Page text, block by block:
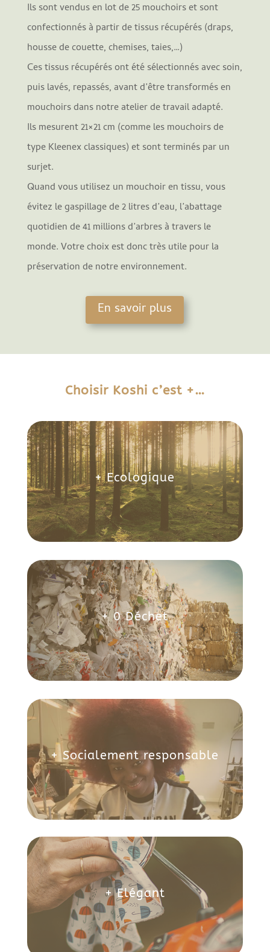
Ils sont vendus en lot de 25 mouchoirs et sont
confectionnés à partir de tissus récupérés (draps,
housse de couette, chemises, taies,…)
Ces tissus récupérés ont été sélectionnés avec soin,
puis lavés, repassés, avant d’être transformés en
mouchoirs dans notre atelier de travail adapté.
Ils mesurent 21×21 cm (comme les mouchoirs de
type Kleenex classiques) et sont terminés par un
surjet.
Quand vous utilisez un mouchoir en tissu, vous
évitez le gaspillage de 2 litres d’eau, l’abattage
quotidien de 41 millions d’arbres à travers le
monde. Votre choix est donc très utile pour la
préservation de notre environnement.
En savoir plus
Choisir Koshi c’est +…
+ Ecologique
+ 0 Déchet
+ Socialement responsable
+ Elégant